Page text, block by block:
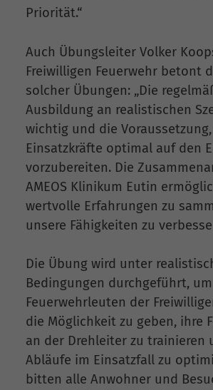
Priorität.“
Auch Übungsleiter Volker
Freiwilligen Feuerwehr betont
solcher Übungen: „Die
Ausbildung an realistischen
wichtig und die
Einsatzkräfte optimal auf den
vorzubereiten. Die
AMEOS Klinikum Eutin
wertvolle Erfahrungen zu
unsere Fähigkeiten zu
Die Übung wird unter
Bedingungen durchgeführt,
Feuerwehrleuten der
die Möglichkeit zu geben, ihre
an der Drehleiter zu trainieren
Abläufe im Einsatzfall zu
bitten alle Anwohner und